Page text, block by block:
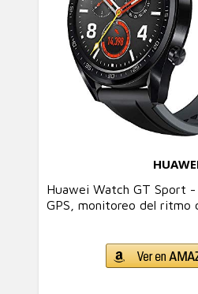
Huawei Watch GT Sport -
GPS, monitoreo del ritmo